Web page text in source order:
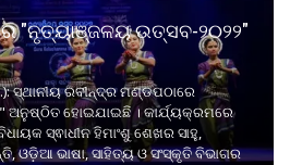
"ନୃତ୍ୟାଞ୍ଜଳୟ ଉତ୍ସବ-୨୦୨୨"
ସ୍ଥାନୀୟ ରବୀନ୍ଦ୍ର ମଣ୍ଡପଠାରେ
ଅନୁଷ୍ଠିତ ହୋଇଯାଇଛି । କାର୍ଯ୍ୟକ୍ରମରେ
ସ୍ଵାଧୀନ ହିମାଂଶୁ ଶେଖର ସାହୁ,
ଓଡ଼ିଆ ଭାଷା, ସାହିତ୍ୟ ଓ ସଂସ୍କୃତି ବିଭାଗର